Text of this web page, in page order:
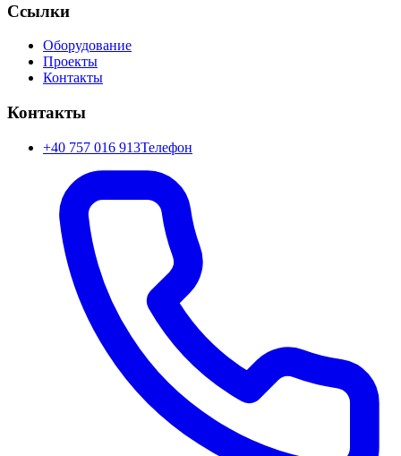
Ссылки
Оборудование
Проекты
Контакты
Контакты
+40 757 016 913Телефон